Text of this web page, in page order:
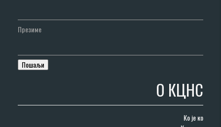
Презиме
О КЦНС
Ко је ко